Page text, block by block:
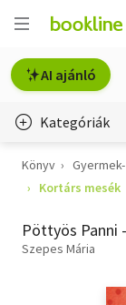
AI ajánló
Kategóriák
Életmód,
Gyermek- és
Hobbi, szabadidő
Könyv
Kortárs mesék
Pöttyös
Szepes Mária